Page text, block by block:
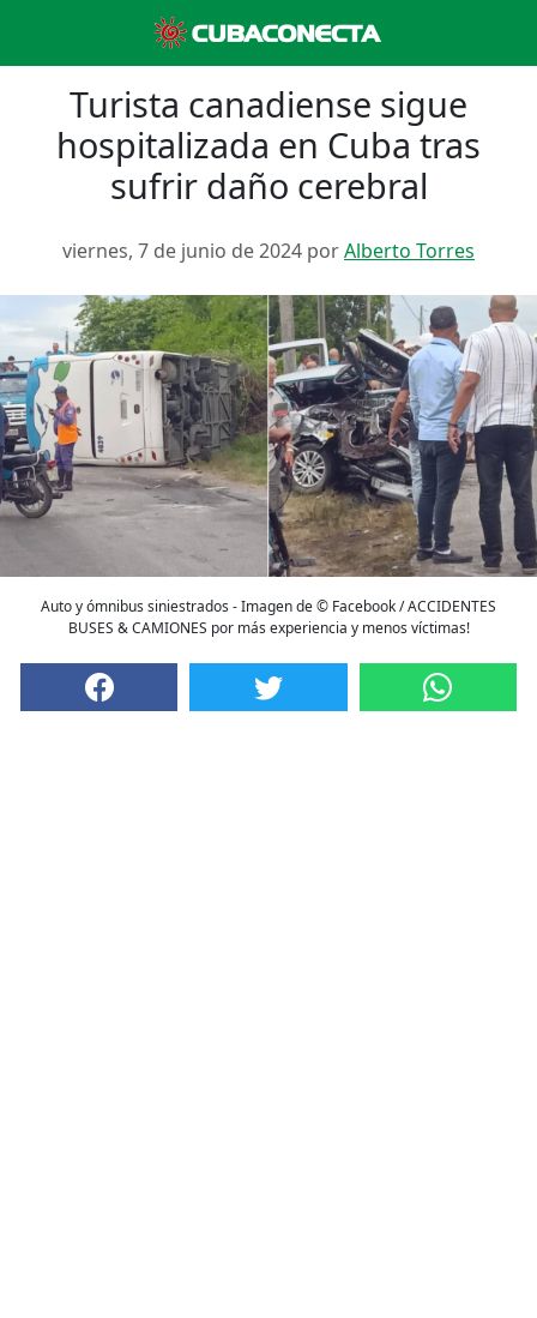
Turista canadiense sigue
hospitalizada en Cuba tras
sufrir daño cerebral
viernes, 7 de junio de 2024 porAlberto Torres
Auto y ómnibus siniestrados - Imagen de © Facebook / ACCIDENTES
BUSES & CAMIONES por más experiencia y menos víctimas!